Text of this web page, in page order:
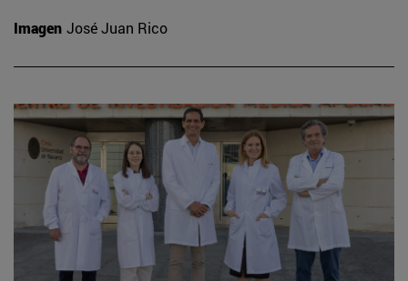
Imagen José Juan Rico